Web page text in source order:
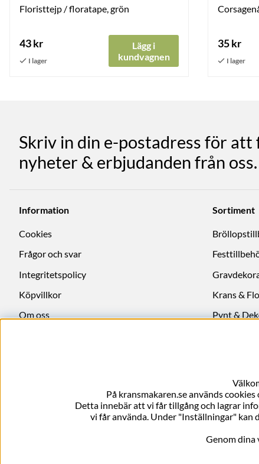
Floristtejp / floratape, grön
43 kr
Lägg i
kundvagnen
35 kr
Skriv in din e-postadress för att
nyheter & erbjudanden från oss.
Information
Cookies
Frågor och svar
Integritetspolicy
Köpvillkor
Om oss
Sortiment
Krans &
Pynt &
På kransmakaren.se används
Detta innebär att vi får tillgång och lagrar
vi får använda. Under "Inställningar" kan
Genom dina